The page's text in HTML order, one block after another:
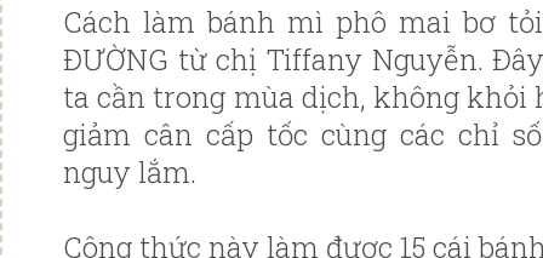
Cách làm bánh mì phô mai bơ
ĐƯỜNG từ chị Tiffany Nguyễn.
ta cần trong mùa dịch, không khỏi
giảm cân cấp tốc cùng các chỉ
nguy lắm.
Công thức này làm được 15 cái